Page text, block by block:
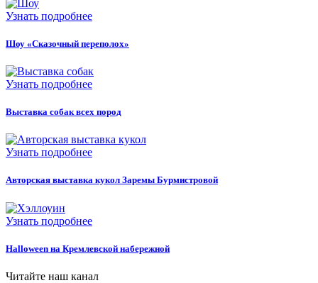
Узнать подробнее
Шоу «Сказочный переполох»
Узнать подробнее
Выставка собак всех пород
Узнать подробнее
Авторская выставка кукол Заремы Бурмистровой
Узнать подробнее
Halloween на Кремлевской набережной
Читайте наш канал